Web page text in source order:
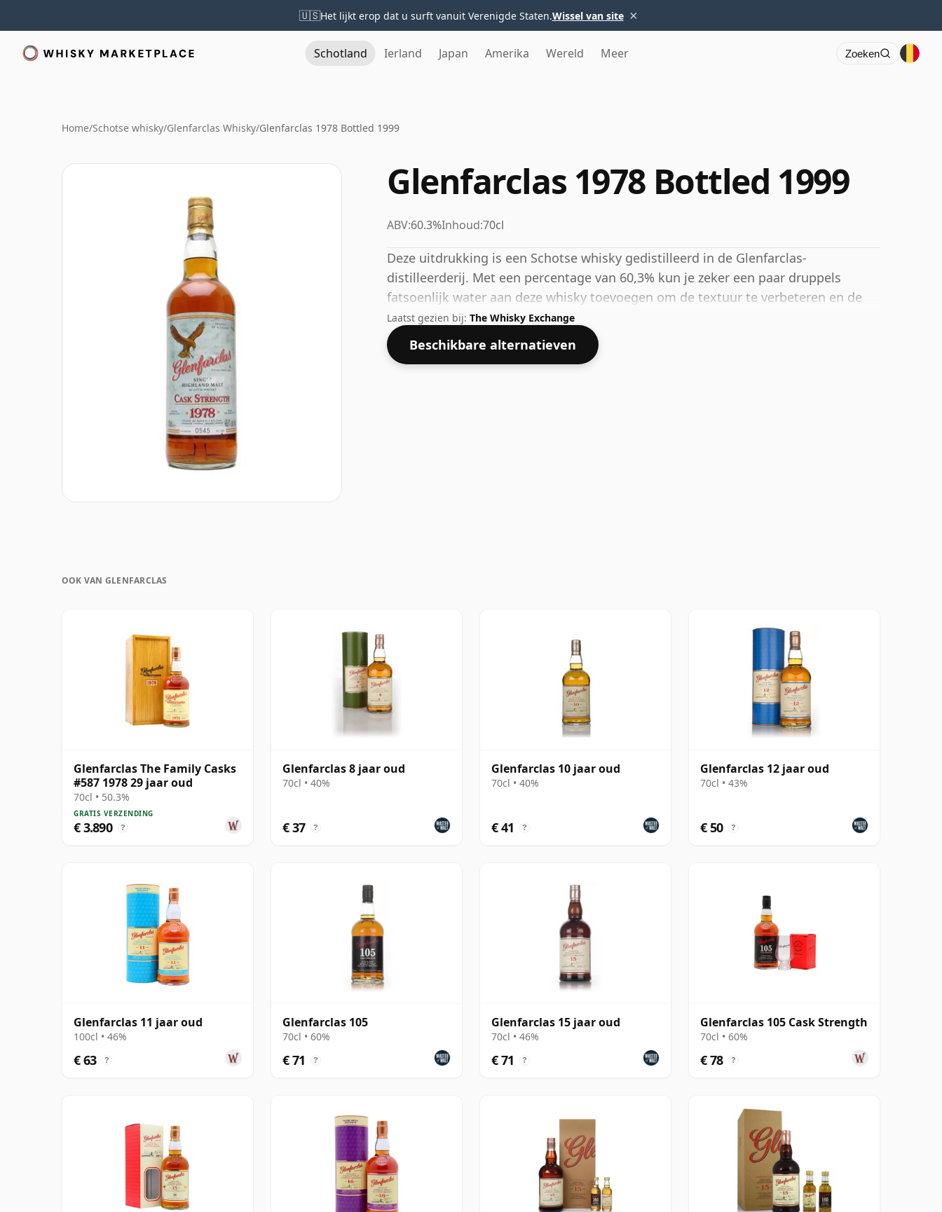
🇺🇸Het lijkt erop dat u surft vanuit Verenigde Staten.Wissel van site ×
Schotland Ierland Japan Amerika Wereld Meer Zoeken
Home/Schotse whisky/Glenfarclas Whisky/Glenfarclas 1978 Bottled 1999
Glenfarclas 1978 Bottled 1999
ABV:60.3%Inhoud:70cl
Deze uitdrukking is een Schotse whisky gedistilleerd in de Glenfarclas-
distilleerderij. Met een percentage van 60,3% kun je zeker een paar druppels
fatsoenlijk water aan deze whisky toevoegen om de textuur te verbeteren en de
geest te openen.
Laatst gezien bij: The Whisky Exchange
Beschikbare alternatieven
OOK VAN GLENFARCLAS
Glenfarclas The Family Casks
#587 1978 29 jaar oud
70cl • 50.3%
GRATIS VERZENDING
€ 3.890 ?
Glenfarclas 8 jaar oud
70cl • 40%
€ 37 ?
Glenfarclas 10 jaar oud
70cl • 40%
€ 41 ?
Glenfarclas 12 jaar oud
70cl • 43%
€ 50 ?
Glenfarclas 11 jaar oud
100cl • 46%
€ 63 ?
Glenfarclas 105
70cl • 60%
€ 71 ?
Glenfarclas 15 jaar oud
70cl • 46%
€ 71 ?
Glenfarclas 105 Cask Strength
70cl • 60%
€ 78 ?